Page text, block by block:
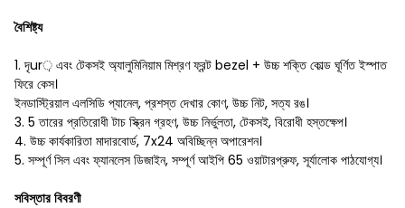
বৈশিষ্ট্য
1. দৃur় এবং টেকসই অ্যালুমিনিয়াম মিশ্রণ ফ্রন্ট bezel + উচ্চ শক্তি কোল্ড ঘূর্ণিত ইস্পাত
ফিরে কেস।
ইনডাস্ট্রিয়াল এলসিডি প্যানেল, প্রশস্ত দেখার কোণ, উচ্চ নিট, সত্য রঙ।
3. 5 তারের প্রতিরোধী টাচ স্ক্রিন গ্রহণ, উচ্চ নির্ভুলতা, টেকসই, বিরোধী হস্তক্ষেপ।
4. উচ্চ কার্যকারিতা মাদারবোর্ড, 7x24 অবিচ্ছিন্ন অপারেশন।
5. সম্পূর্ণ সিল এবং ফ্যানলেস ডিজাইন, সম্পূর্ণ আইপি 65 ওয়াটারপ্রুফ, সূর্যালোক পাঠযোগ্য।
সবিস্তার বিবরণী